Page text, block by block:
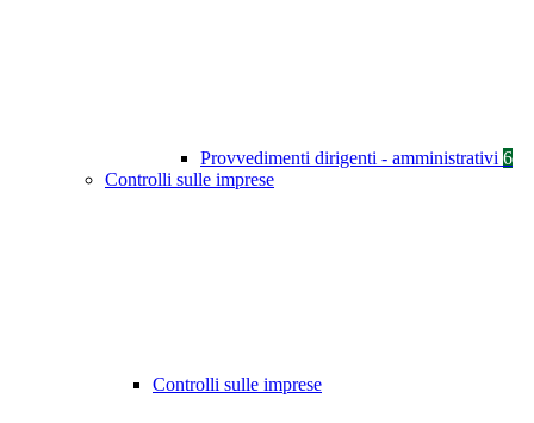
Provvedimenti dirigenti - amministrativi 6
Controlli sulle imprese
Controlli sulle imprese